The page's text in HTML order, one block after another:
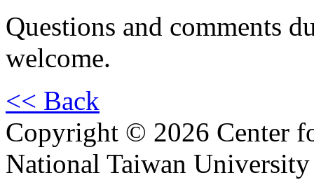
Questions and comments
welcome.
<< Back
Copyright © 2026 Center
National Taiwan University